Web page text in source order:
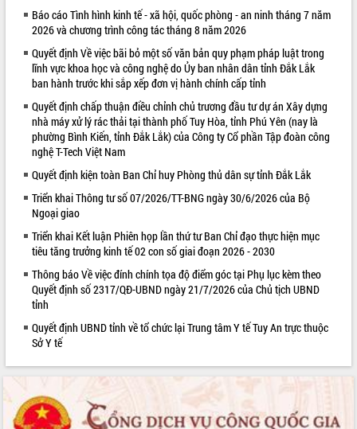
VIDEO
Không có file video nào để phát.
ALBUM ẢNH
LIÊN KẾT WEB
Báo cáo Tình hình kinh tế - xã hội, quốc phòng - an ninh tháng 7 năm
2026 và chương trình công tác tháng 8 năm 2026
Quyết định Về việc bãi bỏ một số văn bản quy phạm pháp luật trong
lĩnh vực khoa học và công nghệ do Ủy ban nhân dân tỉnh Đắk Lắk
ban hành trước khi sắp xếp đơn vị hành chính cấp tỉnh
Quyết định chấp thuận điều chỉnh chủ trương đầu tư dự án Xây dựng
nhà máy xử lý rác thải tại thành phố Tuy Hòa, tỉnh Phú Yên (nay là
phường Bình Kiến, tỉnh Đắk Lắk) của Công ty Cổ phần Tập đoàn công
nghệ T-Tech Việt Nam
Quyết định kiện toàn Ban Chỉ huy Phòng thủ dân sự tỉnh Đắk Lắk
Triển khai Thông tư số 07/2026/TT-BNG ngày 30/6/2026 của Bộ
Ngoại giao
Triển khai Kết luận Phiên họp lần thứ tư Ban Chỉ đạo thực hiện mục
tiêu tăng trưởng kinh tế 02 con số giai đoạn 2026 - 2030
Thông báo Về việc đính chính tọa độ điểm góc tại Phụ lục kèm theo
Quyết định số 2317/QĐ-UBND ngày 21/7/2026 của Chủ tịch UBND
tỉnh
Quyết định UBND tỉnh về tổ chức lại Trung tâm Y tế Tuy An trực thuộc
Sở Y tế